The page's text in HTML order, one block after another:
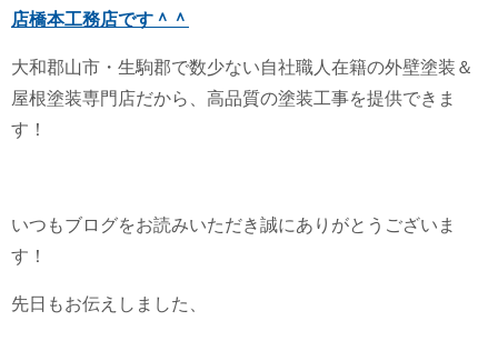
店橋本工務店です＾＾
大和郡山市・生駒郡で数少ない自社職人在籍の外壁塗装＆
屋根塗装専門店だから、高品質の塗装工事を提供できま
す！
いつもブログをお読みいただき誠にありがとうございま
す！
先日もお伝えしました、